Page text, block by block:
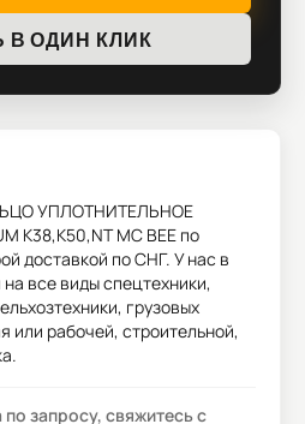
В ОДИН КЛИК
УПЛОТНИТЕЛЬНОЕ
K38,K50,NT MC BEE по
доставкой по СНГ. У нас в
все виды спецтехники,
грузовых
или рабочей, строительной,
запросу, свяжитесь с